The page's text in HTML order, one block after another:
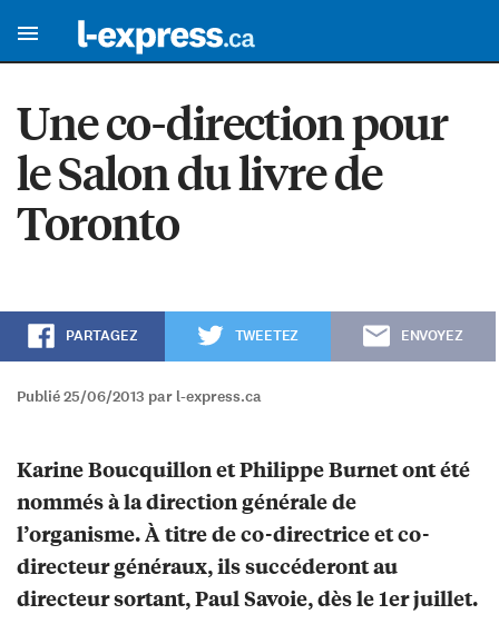
Une co-direction pour
le Salon du livre de
Toronto
PARTAGEZ TWEETEZ ENVOYEZ
Publié 25/06/2013 par l-express.ca
Karine Boucquillon et Philippe Burnet ont été
nommés à la direction générale de
l’organisme. À titre de co-directrice et co-
directeur généraux, ils succéderont au
directeur sortant, Paul Savoie, dès le 1er juillet.